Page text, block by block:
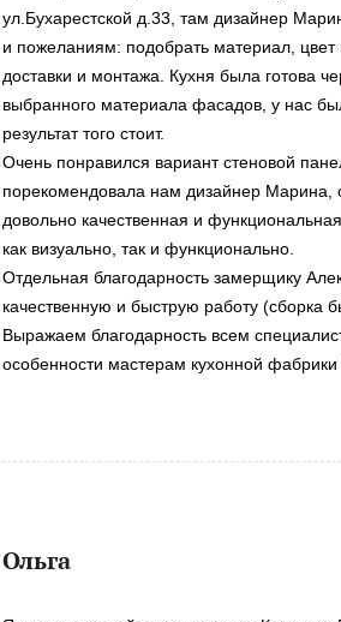
ул.Бухарестской д.33, там дизайнер
и пожеланиям: подобрать материал, цвет
доставки и монтажа. Кухня была готова
выбранного материала фасадов, у нас
результат того стоит.
Очень понравился вариант стеновой
порекомендовала нам дизайнер Марина,
довольно качественная и
как визуально, так и функционально.
Отдельная благодарность замерщику
качественную и быструю работу (сборка
Выражаем благодарность всем
особенности мастерам кухонной фабрики
Ольга